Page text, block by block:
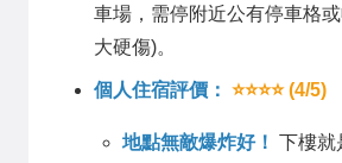
車場，需停附近公有停車格
大硬傷)。
個人住宿評價： ⭐⭐⭐⭐ (4/5)
地點無敵爆炸好！ 下樓就